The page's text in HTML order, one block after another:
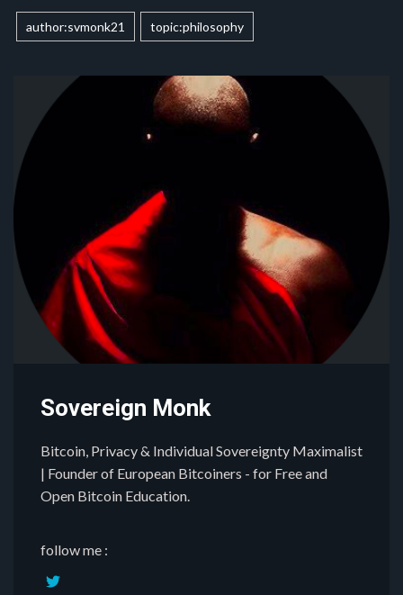
author:svmonk21 topic:philosophy
Sovereign Monk
Bitcoin, Privacy & Individual Sovereignty Maximalist
| Founder of European Bitcoiners - for Free and
Open Bitcoin Education.
follow me :